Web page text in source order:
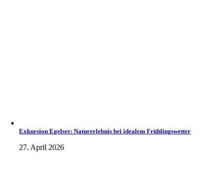
Exkursion Egelsee: Naturerlebnis bei idealem Frühlingswetter
27. April 2026